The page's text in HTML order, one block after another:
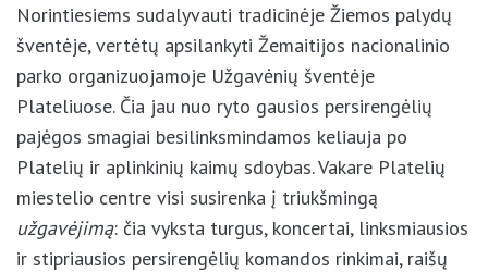
Norintiesiems sudalyvauti tradicinėje Žiemos palydų
šventėje, vertėtų apsilankyti Žemaitijos nacionalinio
parko organizuojamoje Užgavėnių šventėje
Plateliuose. Čia jau nuo ryto gausios persirengėlių
pajėgos smagiai besilinksmindamos keliauja po
Platelių ir aplinkinių kaimų sdoybas. Vakare Platelių
miestelio centre visi susirenka į triukšmingą
užgavėjimą: čia vyksta turgus, koncertai, linksmiausios
ir stipriausios persirengėlių komandos rinkimai, raišų